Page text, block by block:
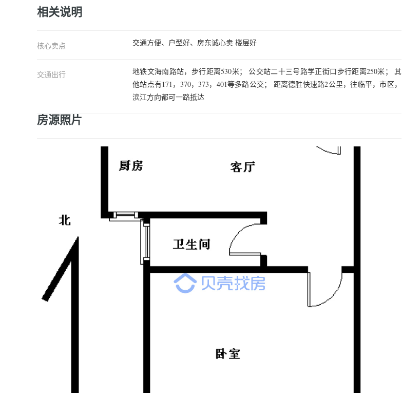
相关说明
核心卖点 交通方便、户型好、房东诚心卖 楼层好
交通出行
地铁文海南路站，步行距离530米； 公交站二十三号路学正街口步行距离250米； 其
他站点有171，370，373，401等多路公交； 距离德胜快速路2公里，往临平，市区，
滨江方向都可一路抵达
房源照片